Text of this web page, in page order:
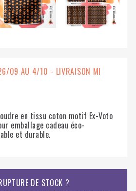
09 AU 4/10 - LIVRAISON MI
en tissu coton motif Ex-Voto
emballage cadeau éco-
et durable.
DE STOCK ?